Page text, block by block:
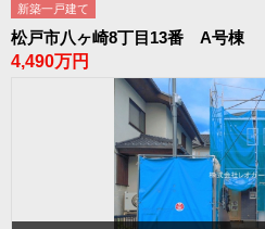
新築一戸建て
松戸市八ヶ崎8丁目13番 A号棟
4,490万円